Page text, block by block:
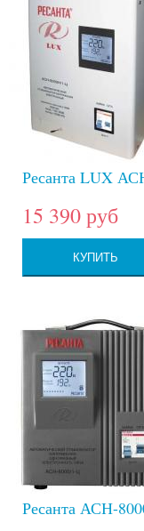
Ресанта LUX
15 390 руб
КУПИТЬ
Ресанта АСН-